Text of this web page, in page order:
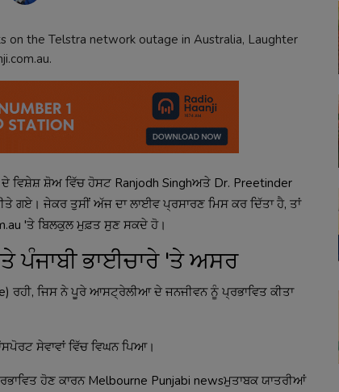
on the Telstra network outage in Australia, Laughter
ਵਿਸ਼ੇਸ਼ ਸ਼ੋਅ ਵਿੱਚ ਹੋਸਟ Ranjodh Singhਅਤੇ Dr. Preetinder
ਜੇਕਰ ਤੁਸੀਂ ਅੱਜ ਦਾ ਲਾਈਵ ਪ੍ਰਸਾਰਣ ਮਿਸ ਕਰ ਦਿੱਤਾ ਹੈ, ਤਾਂ
'ਤੇ ਬਿਲਕੁਲ ਮੁਫ਼ਤ ਸੁਣ ਸਕਦੇ ਹੋ।
ਪੰਜਾਬੀ ਭਾਈਚਾਰੇ 'ਤੇ ਅਸਰ
ਜਿਸ ਨੇ ਪੂਰੇ ਆਸਟ੍ਰੇਲੀਆ ਦੇ ਜਨਜੀਵਨ ਨੂੰ ਪ੍ਰਭਾਵਿਤ ਕੀਤਾ
ਸੇਵਾਵਾਂ ਵਿੱਚ ਵਿਘਨ ਪਿਆ।
ਹੋਣ ਕਾਰਨ Melbourne Punjabi newsਮੁਤਾਬਕ ਯਾਤਰੀਆਂ